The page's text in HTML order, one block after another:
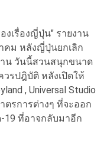
งเรื่องญี่ปุ่น" รายงาน
คม หลังญี่ปุ่นยกเลิก
น วันนี้สวนสนุกขนาด
รปฎิบัติ หลังเปิดให้
, Universal Studio
าตรการต่างๆ ที่จะออก
19 ที่อาจกลับมาอีก